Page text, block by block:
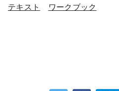
テキスト ワークブック